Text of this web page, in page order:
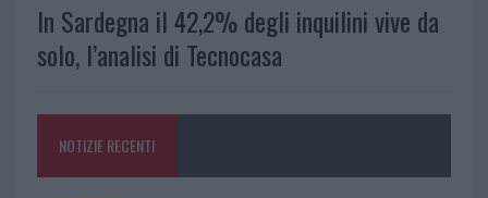
In Sardegna il 42,2% degli inquilini vive da
solo, l’analisi di Tecnocasa
NOTIZIE RECENTI